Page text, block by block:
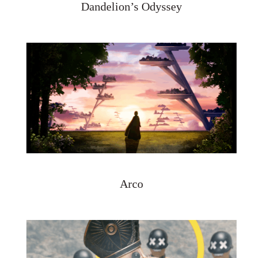
Dandelion’s Odyssey
Arco